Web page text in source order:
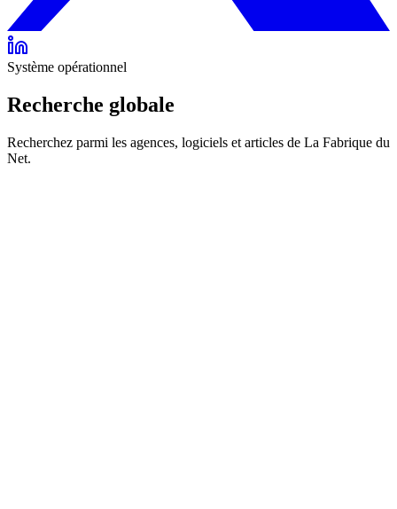
Système opérationnel
Recherche globale
Recherchez parmi les agences, logiciels et articles de La Fabrique du
Net.